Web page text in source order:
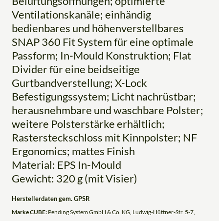
Ventilationskanäle; einhändig
bedienbares und höhenverstellbares
SNAP 360 Fit System für eine optimale
Passform; In-Mould Konstruktion; Flat
Divider für eine beidseitige
Gurtbandverstellung; X-Lock
Befestigungssystem; Licht nachrüstbar;
herausnehmbare und waschbare Polster;
weitere Polsterstärke erhältlich;
Rastersteckschloss mit Kinnpolster; NF
Ergonomics; mattes Finish
Material: EPS In-Mould
Gewicht: 320 g (mit Visier)
Herstellerdaten gem. GPSR
Marke CUBE: Pending System GmbH & Co. KG, Ludwig-Hüttner-Str. 5-7,